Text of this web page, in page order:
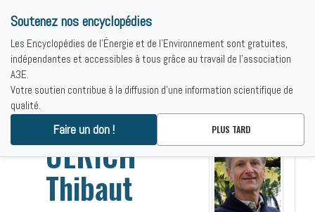
ULRICH Thibaut
ULRICH
Thibaut
Soutenez nos encyclopédies
Les Encyclopédies de l'Énergie et de l'Environnement sont gratuites,
indépendantes et accessibles à tous grâce au travail de l'association
A3E.
Votre soutien contribue à la diffusion d'une information scientifique de
qualité.
Faire un don ! PLUS TARD